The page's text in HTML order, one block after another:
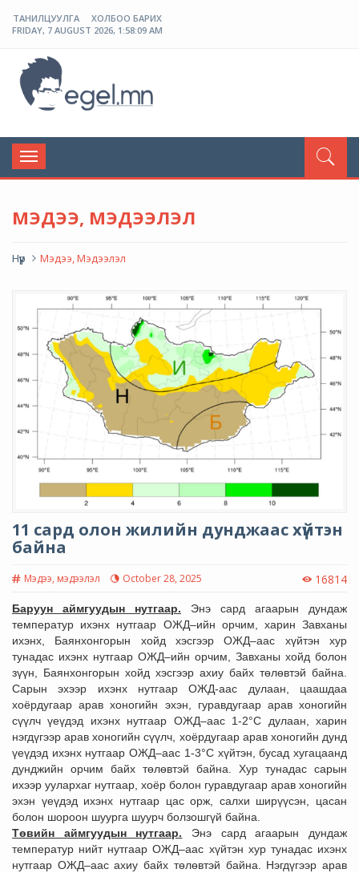
ТАНИЛЦУУЛГА
ХОЛБОО БАРИХ
FRIDAY, 7 AUGUST 2026, 1:58:09 AM
Toggle
navigation
МЭДЭЭ, МЭДЭЭЛЭЛ
Нүүр Мэдээ, Мэдээлэл
11 сард олон жилийн дунджаас хүйтэн
байна
Мэдээ, мэдээлэл October 28, 2025 16814
Баруун аймгуудын нутгаар. Энэ сард агаарын дундаж
температур ихэнх нутгаар ОЖД–ийн орчим, харин Завханы
ихэнх, Баянхонгорын хойд хэсгээр ОЖД–аас хүйтэн хур
тунадас ихэнх нутгаар ОЖД–ийн орчим, Завханы хойд болон
зүүн, Баянхонгорын хойд хэсгээр ахиу байх төлөвтэй байна.
Сарын эхээр ихэнх нутгаар ОЖД-аас дулаан, цаашдаа
хоёрдугаар арав хоногийн эхэн, гуравдугаар арав хоногийн
сүүлч үеүдэд ихэнх нутгаар ОЖД–аас 1-2°С дулаан, харин
нэгдүгээр арав хоногийн сүүлч, хоёрдугаар арав хоногийн дунд
үеүдэд ихэнх нутгаар ОЖД–аас 1-3°С хүйтэн, бусад хугацаанд
дунджийн орчим байх төлөвтэй байна. Хур тунадас сарын
ихээр уулархаг нутгаар, хоёр болон гуравдугаар арав хоногийн
эхэн үеүдэд ихэнх нутгаар цас орж, салхи ширүүсэн, цасан
болон шороон шуурга шуурч болзошгүй байна.
Төвийн аймгуудын нутгаар. Энэ сард агаарын дундаж
температур нийт нутгаар ОЖД–аас хүйтэн хур тунадас ихэнх
нутгаар ОЖД–аас ахиу байх төлөвтэй байна. Нэгдүгээр арав